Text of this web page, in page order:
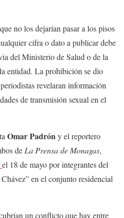
no los dejarían pasar a los pisos
cifra o dato a publicar debe
del Ministerio de Salud o de la
entidad. La prohibición se dio
revelaran información
de transmisión sexual en el
Omar Padrón y el reportero
de La Prensa de Monagas,
el 18 de mayo por integrantes del
en el conjunto residencial
un conflicto que hay entre